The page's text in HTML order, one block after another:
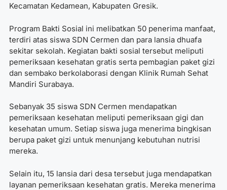
Kecamatan Kedamean, Kabupaten Gresik.
Program Bakti Sosial ini melibatkan 50 penerima manfaat,
terdiri atas siswa SDN Cermen dan para lansia dhuafa
sekitar sekolah. Kegiatan bakti sosial tersebut meliputi
pemeriksaan kesehatan gratis serta pembagian paket gizi
dan sembako berkolaborasi dengan Klinik Rumah Sehat
Mandiri Surabaya.
Sebanyak 35 siswa SDN Cermen mendapatkan
pemeriksaan kesehatan meliputi pemeriksaan gigi dan
kesehatan umum. Setiap siswa juga menerima bingkisan
berupa paket gizi untuk menunjang kebutuhan nutrisi
mereka.
Selain itu, 15 lansia dari desa tersebut juga mendapatkan
layanan pemeriksaan kesehatan gratis. Mereka menerima